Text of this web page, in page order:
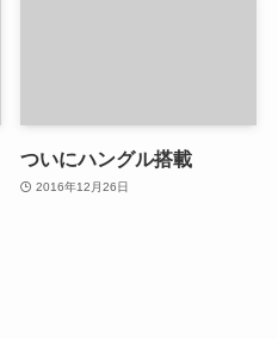
ついにハングル搭載
2016年12月26日